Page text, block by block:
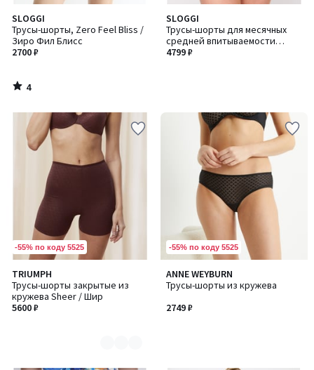
SLOGGI
Трусы-шорты, Zero Feel Bliss /
Зиро Фил Блисс
2700 ₽
4
/
5
4
/
SLOGGI
Трусы-шорты для месячных
средней впитываемости
PERIOD PANTS / ПЕРИОД ПЭНТС
4799 ₽
-55% по коду 5525
TRIUMPH
Трусы-шорты закрытые из
кружева Sheer / Шир
5600 ₽
Количество
цветов:
2
-55% по коду 5525
ANNE WEYBURN
Трусы-шорты из кружева
2749 ₽